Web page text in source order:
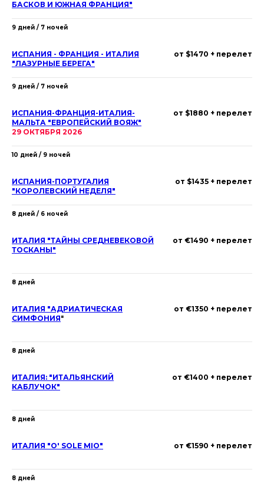
БАСКОВ И ЮЖНАЯ ФРАНЦИЯ"
9 дней / 7 ночей
ИСПАНИЯ - ФРАНЦИЯ - ИТАЛИЯ
"ЛАЗУРНЫЕ БЕРЕГА"
от $1470 + перелет
9 дней / 7 ночей
ИСПАНИЯ-ФРАНЦИЯ-ИТАЛИЯ-
МАЛЬТА "ЕВРОПЕЙСКИЙ ВОЯЖ"
29 ОКТЯБРЯ 2026
от $1880 + перелет
10 дней / 9 ночей
ИСПАНИЯ-ПОРТУГАЛИЯ
"КОРОЛЕВСКИЙ НЕДЕЛЯ"
от $1435 + перелет
8 дней / 6 ночей
ИТАЛИЯ "ТАЙНЫ СРЕДНЕВЕКОВОЙ
ТОСКАНЫ"
от €1490 + перелет
8 дней
ИТАЛИЯ "АДРИАТИЧЕСКАЯ
СИМФОНИЯ"
от €1350 + перелет
8 дней
ИТАЛИЯ: "ИТАЛЬЯНСКИЙ
КАБЛУЧОК"
от €1400 + перелет
8 дней
ИТАЛИЯ "O' SOLE MIO" от €1590 + перелет
8 дней